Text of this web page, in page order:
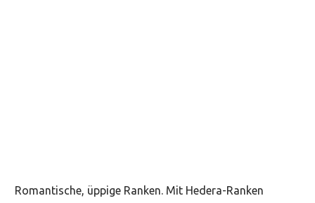
Romantische, üppige Ranken. Mit Hedera-Ranken